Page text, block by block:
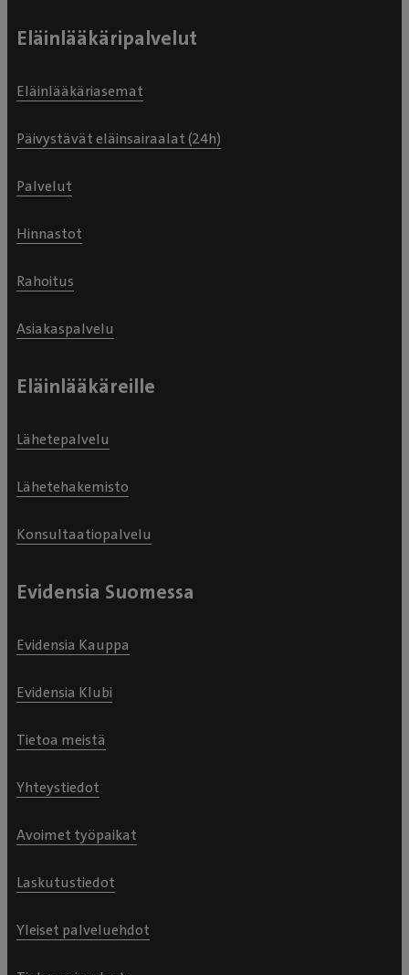
Eläinlääkäripalvelut
Eläinlääkäriasemat
Päivystävät eläinsairaalat (24h)
Palvelut
Hinnastot
Rahoitus
Asiakaspalvelu
Eläinlääkäreille
Lähetepalvelu
Lähetehakemisto
Konsultaatiopalvelu
Evidensia Suomessa
Evidensia Kauppa
Evidensia Klubi
Tietoa meistä
Yhteystiedot
Avoimet työpaikat
Laskutustiedot
Yleiset palveluehdot